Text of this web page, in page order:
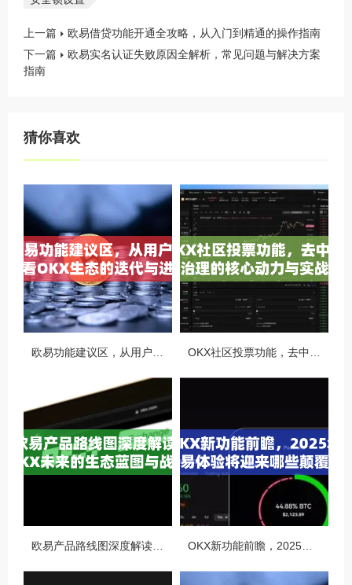
上一篇
欧易借贷功能开通全攻略，从入门到精通的操作指南
下一篇
欧易实名认证失败原因全解析，常见问题与解决方案
指南
猜你喜欢